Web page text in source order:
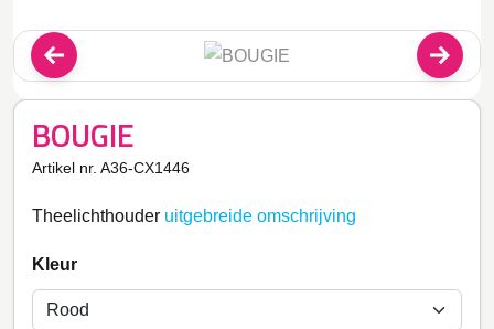
BOUGIE
Artikel nr. A36-CX1446
Theelichthouder uitgebreide omschrijving
Kleur